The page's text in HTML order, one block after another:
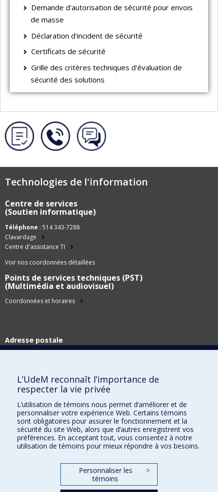
Demande d'autorisation de sécurité pour envois
de masse
Déclaration d'incident de sécurité
Certificats de sécurité
Grille des critères techniques d'évaluation de
sécurité des solutions
Technologies de l'information
Centre de services
(Soutien informatique)
Téléphone : 514 343-7288
Clavardage
Centre d'assistance TI
Voir nos coordonnées détaillées
Points de services techniques (PST)
(Multimédia et audiovisuel)
Coordonnées et horaires
Adresse postale
Technologies de l'information
Montréal (Québec)
H3C 3J7
Adresse civique
Technologies de l'information
Pavillon Roger-Gaudry
2900, boul. Édouard-Montpetit
Montréal (Québec)
L’UdeM reconnaît l’importance de
respecter la vie privée
L’utilisation de témoins nous permet d’améliorer et de
personnaliser votre expérience Web. Certains témoins
sont obligatoires pour assurer le fonctionnement et la
sécurité du site Web, alors que d’autres enregistrent vos
préférences. En acceptant tout, vous consentez à notre
utilisation de témoins pour mieux répondre à vos besoins.
Personnaliser les
témoins
>